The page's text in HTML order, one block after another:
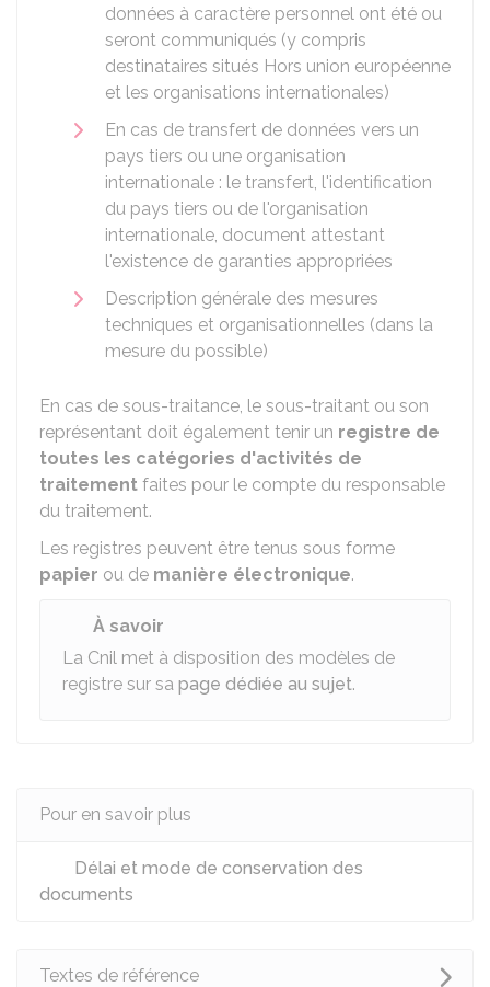
données à caractère personnel ont été ou
seront communiqués (y compris
destinataires situés Hors union européenne
et les organisations internationales)
En cas de transfert de données vers un
pays tiers ou une organisation
internationale : le transfert, l'identification
du pays tiers ou de l'organisation
internationale, document attestant
l'existence de garanties appropriées
Description générale des mesures
techniques et organisationnelles (dans la
mesure du possible)
En cas de sous-traitance, le sous-traitant ou son
représentant doit également tenir un registre de
toutes les catégories d'activités de
traitement faites pour le compte du responsable
du traitement.
Les registres peuvent être tenus sous forme
papier ou de manière électronique.
À savoir
La Cnil met à disposition des modèles de
registre sur sa page dédiée au sujet.
Pour en savoir plus
Délai et mode de conservation des
documents
Textes de référence